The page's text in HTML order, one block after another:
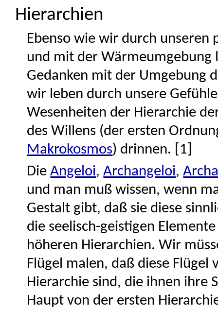
Hierarchien
Ebenso wie wir durch unseren
und mit der Wärmeumgebung
Gedanken mit der Umgebung
wir leben durch unsere
Wesenheiten der Hierarchie
des Willens (der ersten
Makrokosmos) drinnen. [1]
DieAngeloi,Archangeloi,
und man muß wissen, wenn
Gestalt gibt, daß sie diese
die seelisch-geistigen
höheren Hierarchien. Wir
Flügel malen, daß diese
Hierarchie sind, die ihnen ihre
Haupt von der ersten